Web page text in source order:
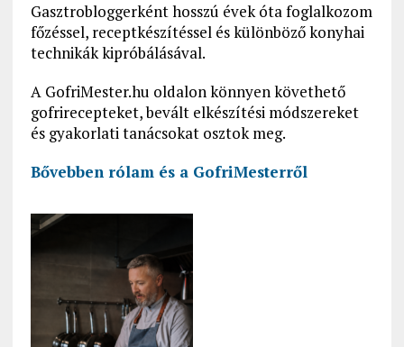
Gasztrobloggerként hosszú évek óta foglalkozom
főzéssel, receptkészítéssel és különböző konyhai
technikák kipróbálásával.
A GofriMester.hu oldalon könnyen követhető
gofrirecepteket, bevált elkészítési módszereket
és gyakorlati tanácsokat osztok meg.
Bővebben rólam és a GofriMesterről